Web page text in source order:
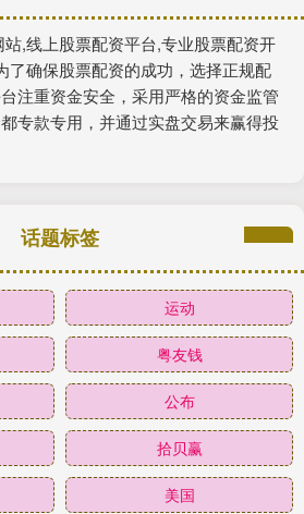
,线上股票配资平台,专业股票配资开
了确保股票配资的成功，选择正规配
注重资金安全，采用严格的资金监管
专款专用，并通过实盘交易来赢得投
话题标签
运动
粤友钱
公布
拾贝赢
美国